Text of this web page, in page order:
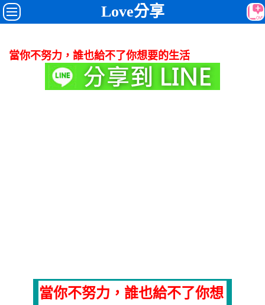
Love分享
當你不努力，誰也給不了你想要的生活
當你不努力，誰也給不了你想